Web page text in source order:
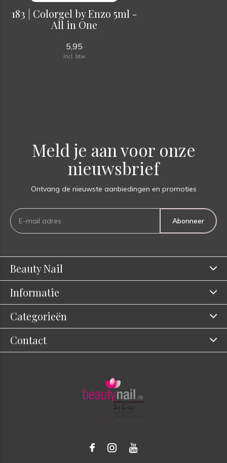
183 | Colorgel by Enzo 5ml -
All in One
5,95
Incl. btw
Meld je aan voor onze
nieuwsbrief
Ontvang de nieuwste aanbiedingen en promoties
Abonneer
Beauty Nail
Informatie
Categorieën
Contact